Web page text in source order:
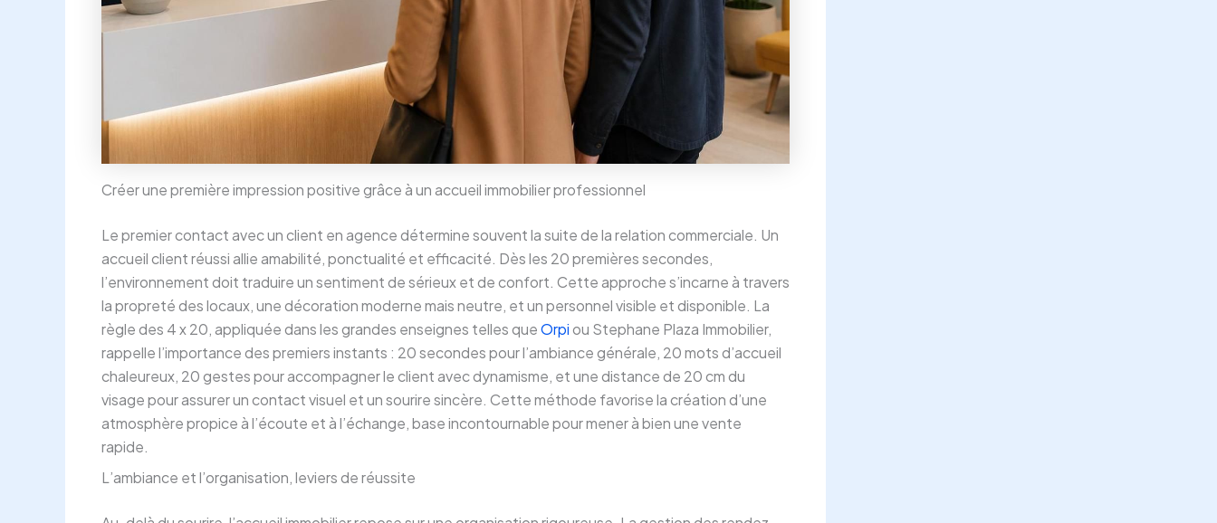
Créer une première impression positive grâce à un accueil immobilier professionnel
Le premier contact avec un client en agence détermine souvent la suite de la relation commerciale. Un
accueil client réussi allie amabilité, ponctualité et efficacité. Dès les 20 premières secondes,
l’environnement doit traduire un sentiment de sérieux et de confort. Cette approche s’incarne à travers
la propreté des locaux, une décoration moderne mais neutre, et un personnel visible et disponible. La
règle des 4 x 20, appliquée dans les grandes enseignes telles queOrpiou Stephane Plaza Immobilier,
rappelle l’importance des premiers instants : 20 secondes pour l’ambiance générale, 20 mots d’accueil
chaleureux, 20 gestes pour accompagner le client avec dynamisme, et une distance de 20 cm du
visage pour assurer un contact visuel et un sourire sincère. Cette méthode favorise la création d’une
atmosphère propice à l’écoute et à l’échange, base incontournable pour mener à bien une vente
rapide.
L’ambiance et l’organisation, leviers de réussite